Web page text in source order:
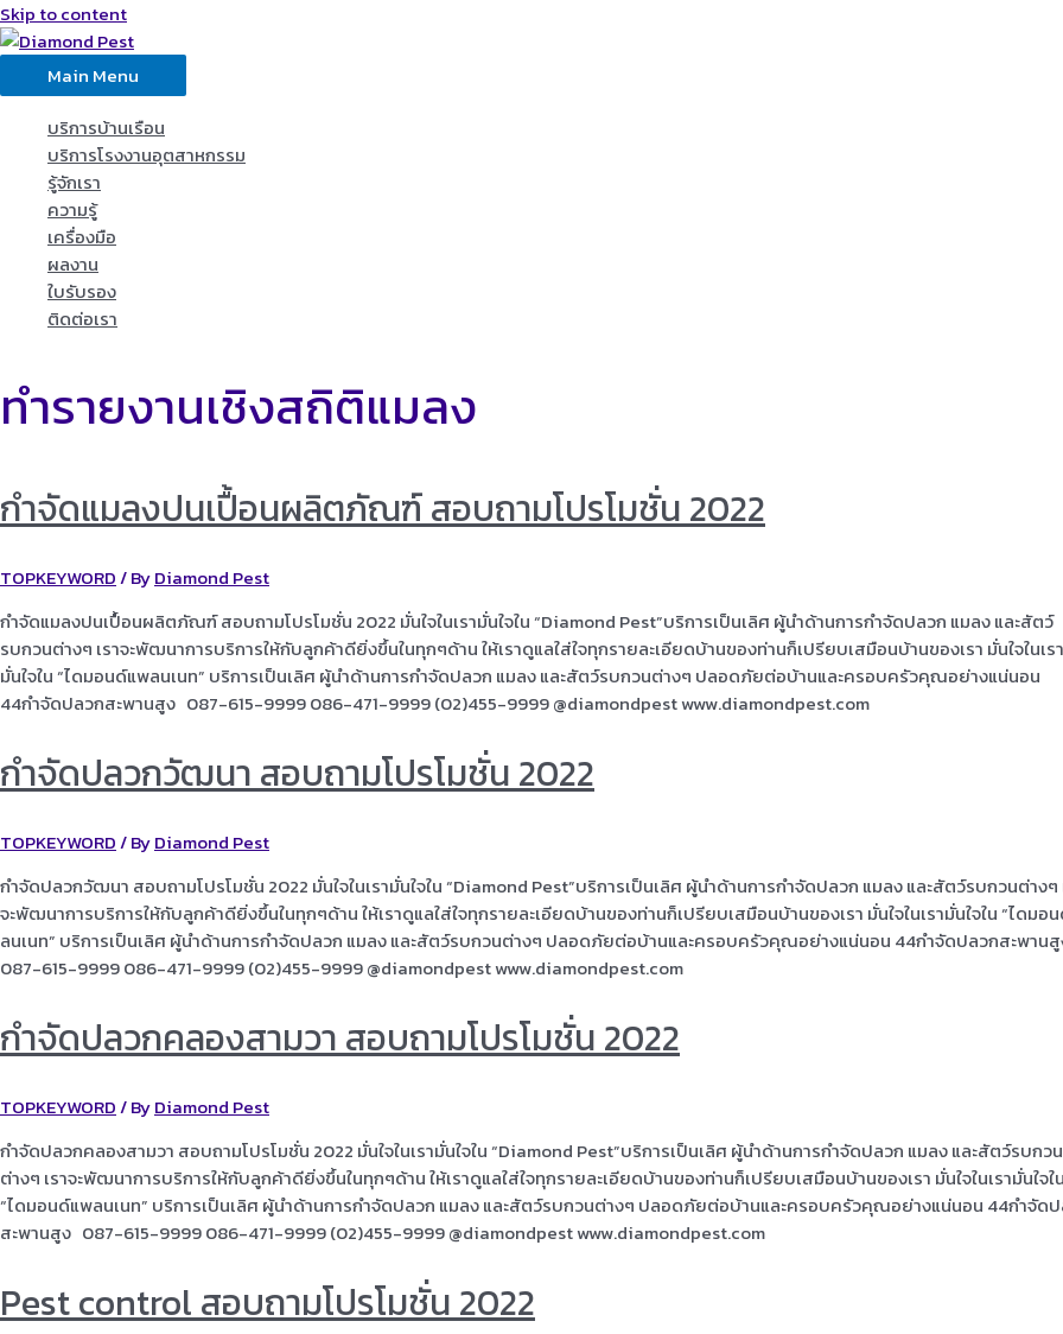
Skip to content
Main Menu
บริการบ้านเรือน
บริการโรงงานอุตสาหกรรม
รู้จักเรา
ความรู้
เครื่องมือ
ผลงาน
ใบรับรอง
ติดต่อเรา
ทำรายงานเชิงสถิติแมลง
กำจัดแมลงปนเปื้อนผลิตภัณฑ์ สอบถามโปรโมชั่น 2022
TOPKEYWORD/ ByDiamond Pest
กำจัดแมลงปนเปื้อนผลิตภัณฑ์ สอบถามโปรโมชั่น 2022 มั่นใจในเรามั่นใจใน “Diamond Pest”บริการเป็นเลิศ ผู้นำด้านการกำจัดปลวก แมลง และสัตว์
รบกวนต่างๆ เราจะพัฒนาการบริการให้กับลูกค้าดียิ่งขึ้นในทุกๆด้าน ให้เราดูแลใส่ใจทุกรายละเอียดบ้านของท่านก็เปรียบเสมือนบ้านของเรา มั่นใจในเรา
มั่นใจใน “ไดมอนด์แพลนเนท” บริการเป็นเลิศ ผู้นำด้านการกำจัดปลวก แมลง และสัตว์รบกวนต่างๆ ปลอดภัยต่อบ้านและครอบครัวคุณอย่างแน่นอน
44กำจัดปลวกสะพานสูง 087-615-9999 086-471-9999 (02)455-9999 @diamondpest www.diamondpest.com
กำจัดปลวกวัฒนา สอบถามโปรโมชั่น 2022
TOPKEYWORD/ ByDiamond Pest
กำจัดปลวกวัฒนา สอบถามโปรโมชั่น 2022 มั่นใจในเรามั่นใจใน “Diamond Pest”บริการเป็นเลิศ ผู้นำด้านการกำจัดปลวก แมลง และสัตว์รบกวนต่างๆ
จะพัฒนาการบริการให้กับลูกค้าดียิ่งขึ้นในทุกๆด้าน ให้เราดูแลใส่ใจทุกรายละเอียดบ้านของท่านก็เปรียบเสมือนบ้านของเรา มั่นใจในเรามั่นใจใน “ไดมอ
ลนเนท” บริการเป็นเลิศ ผู้นำด้านการกำจัดปลวก แมลง และสัตว์รบกวนต่างๆ ปลอดภัยต่อบ้านและครอบครัวคุณอย่างแน่นอน 44กำจัดปลวกสะพาน
087-615-9999 086-471-9999 (02)455-9999 @diamondpest www.diamondpest.com
กำจัดปลวกคลองสามวา สอบถามโปรโมชั่น 2022
TOPKEYWORD/ ByDiamond Pest
กำจัดปลวกคลองสามวา สอบถามโปรโมชั่น 2022 มั่นใจในเรามั่นใจใน “Diamond Pest”บริการเป็นเลิศ ผู้นำด้านการกำจัดปลวก แมลง และสัตว์รบกวน
ต่างๆ เราจะพัฒนาการบริการให้กับลูกค้าดียิ่งขึ้นในทุกๆด้าน ให้เราดูแลใส่ใจทุกรายละเอียดบ้านของท่านก็เปรียบเสมือนบ้านของเรา มั่นใจในเรามั่นใจใน
“ไดมอนด์แพลนเนท” บริการเป็นเลิศ ผู้นำด้านการกำจัดปลวก แมลง และสัตว์รบกวนต่างๆ ปลอดภัยต่อบ้านและครอบครัวคุณอย่างแน่นอน 44กำจัด
สะพานสูง 087-615-9999 086-471-9999 (02)455-9999 @diamondpest www.diamondpest.com
Pest control สอบถามโปรโมชั่น 2022